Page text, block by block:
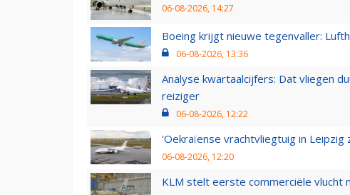
06-08-2026, 14:27
Boeing krijgt nieuwe tegenvaller:
06-08-2026, 13:36
Analyse kwartaalcijfers: Dat vliegen
reiziger
06-08-2026, 12:22
'Oekraïense vrachtvliegtuig in
06-08-2026, 12:20
KLM stelt eerste commerciële vlucht